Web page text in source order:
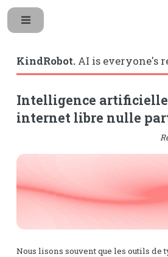
KindRobot.AI is everyone's
Intelligence
internet libre nulle
Nous lisons souvent que les outils de